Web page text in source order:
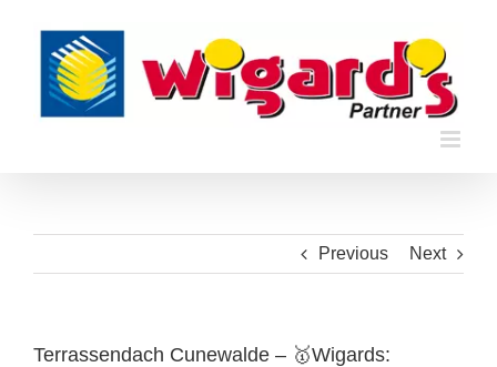
content
Previous Next
Terrassendach Cunewalde – 🥇Wigards: